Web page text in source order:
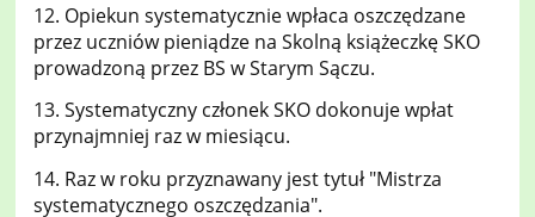
12. Opiekun systematycznie wpłaca oszczędzane
przez uczniów pieniądze na Skolną książeczkę SKO
prowadzoną przez BS w Starym Sączu.
13. Systematyczny członek SKO dokonuje wpłat
przynajmniej raz w miesiącu.
14. Raz w roku przyznawany jest tytuł "Mistrza
systematycznego oszczędzania".